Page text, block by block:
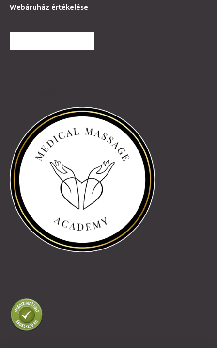
Webáruház értékelése